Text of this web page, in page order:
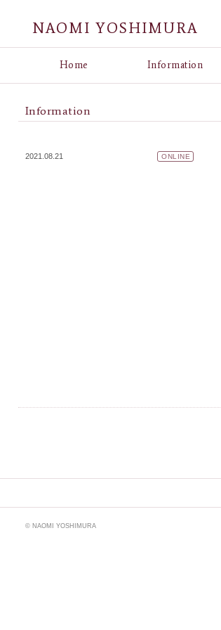
NAOMI YOSHIMURA
Home Information
Information
ONLINE
2021.08.21
© NAOMI YOSHIMURA